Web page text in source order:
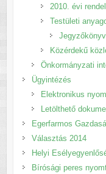
2010. évi
Testületi
Közérdekű
Önkormányzati
Ügyintézés
Elektronikus
Letölthető
Egerfarmos
Választás 2014
Helyi
Bírósági peres